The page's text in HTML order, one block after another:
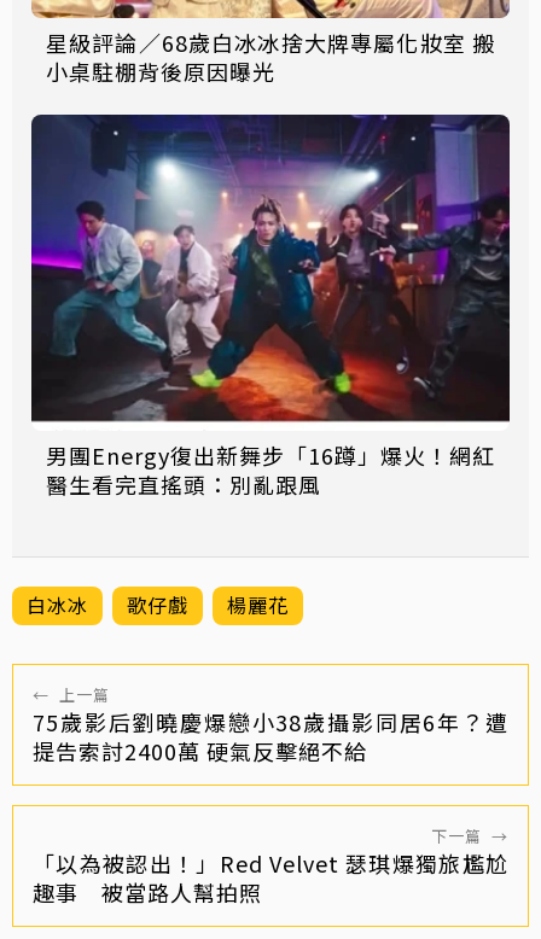
星級評論／68歲白冰冰捨大牌專屬化妝室 搬
小桌駐棚背後原因曝光
男團Energy復出新舞步「16蹲」爆火！網紅
醫生看完直搖頭：別亂跟風
白冰冰 歌仔戲 楊麗花
← 上一篇
75歲影后劉曉慶爆戀小38歲攝影同居6年？遭
提告索討2400萬 硬氣反擊絕不給
下一篇 →
「以為被認出！」Red Velvet 瑟琪爆獨旅尷尬
趣事 被當路人幫拍照